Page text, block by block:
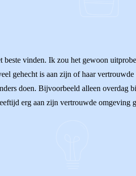
vinden. Ik zou het gewoon
gehecht is aan zijn of haar
doen. Bijvoorbeeld alleen overdag
erg aan zijn vertrouwde omgeving